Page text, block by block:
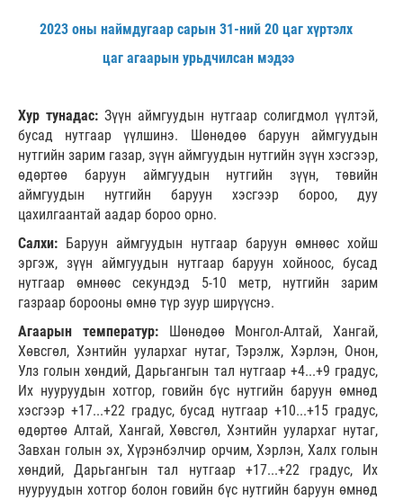
2023 оны наймдугаар сарын 31-ний 20 цаг хүртэлх
цаг агаарын урьдчилсан мэдээ
Хур тунадас: Зүүн аймгуудын нутгаар солигдмол үүлтэй,
бусад нутгаар үүлшинэ. Шөнөдөө баруун аймгуудын
нутгийн зарим газар, зүүн аймгуудын нутгийн зүүн хэсгээр,
өдөртөө баруун аймгуудын нутгийн зүүн, төвийн
аймгуудын нутгийн баруун хэсгээр бороо, дуу
цахилгаантай аадар бороо орно.
Салхи: Баруун аймгуудын нутгаар баруун өмнөөс хойш
эргэж, зүүн аймгуудын нутгаар баруун хойноос, бусад
нутгаар өмнөөс секундэд 5-10 метр, нутгийн зарим
газраар борооны өмнө түр зуур ширүүснэ.
Агаарын температур:Шөнөдөө Монгол-Алтай, Хангай,
Хөвсгөл, Хэнтийн уулархаг нутаг, Тэрэлж, Хэрлэн, Онон,
Улз голын хөндий, Дарьгангын тал нутгаар +4...+9 градус,
Их нууруудын хотгор, говийн бүс нутгийн баруун өмнөд
хэсгээр +17...+22 градус, бусад нутгаар +10...+15 градус,
өдөртөө Алтай, Хангай, Хөвсгөл, Хэнтийн уулархаг нутаг,
Завхан голын эх, Хүрэнбэлчир орчим, Хэрлэн, Халх голын
хөндий, Дарьгангын тал нутгаар +17...+22 градус, Их
нууруудын хотгор болон говийн бүс нутгийн баруун өмнөд